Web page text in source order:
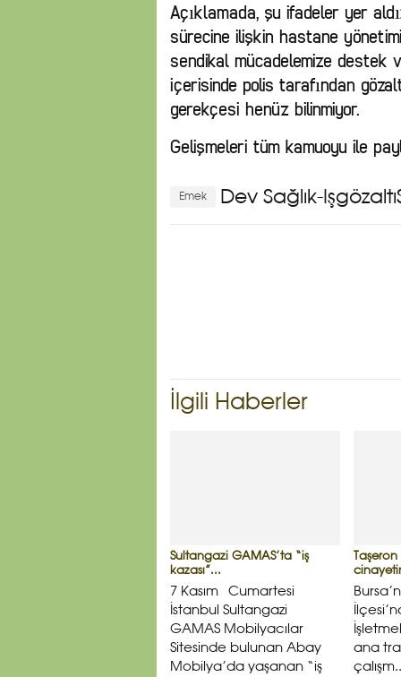
Açıklamada, şu ifadeler yer
sürecine ilişkin hastane
sendikal mücadelemize
içerisinde polis tarafından
gerekçesi henüz bilinmiyor.
Gelişmeleri tüm kamuoyu ile
Dev Sağlık-İş
Emek
İlgili Haberler
Sultangazi GAMAS’ta “iş
kazası”...
7 Kasım Cumartesi
İstanbul Sultangazi
GAMAS Mobilyacılar
Sitesinde bulunan Abay
Mobilya’da yaşanan “iş
ana